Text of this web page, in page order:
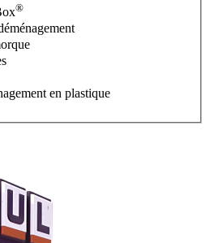
®
en plastique